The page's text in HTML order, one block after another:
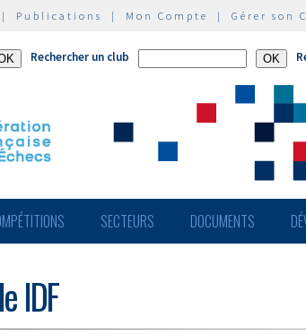
| Publications | Mon Compte | Gérer son
Rechercher un club
SECTEURS DOCUMENTS
IDF